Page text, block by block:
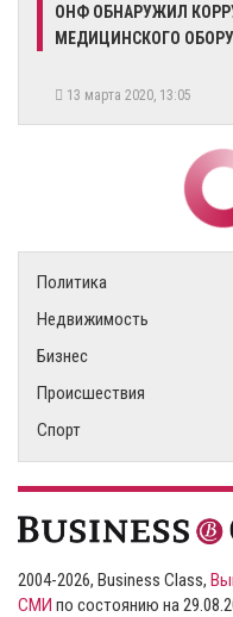
ОНФ ОБНАРУЖИЛ
МЕДИЦИНСКОГО
13 марта 2020, 13:05
Политика
Недвижимость
Бизнес
Происшествия
Спорт
2004-2026, Business Class,
СМИ по состоянию на